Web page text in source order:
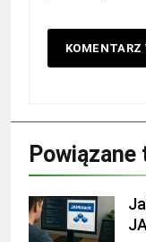
Powiązane